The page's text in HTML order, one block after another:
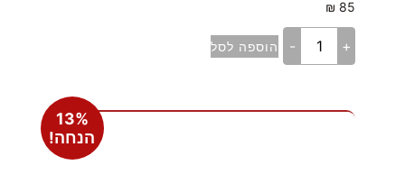
85
₪
+
- הוספה לסל
13%
הנחה!